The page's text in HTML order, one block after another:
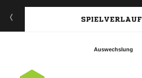
SPIELVERLAUF
Auswechslung